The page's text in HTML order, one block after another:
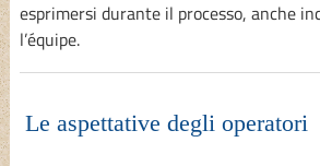
esprimersi durante il processo, anche
l’équipe.
Le aspettative degli operatori